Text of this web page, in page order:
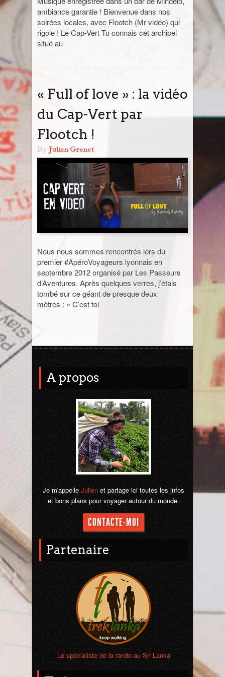
Jordanie
La Réunion
Madagascar
Malaisie
Maroc
Népal
Ouzbékistan
Pérou
Thaïlande
Turquie
ambiance garantie ! Bienvenue dans nos
soirées locales, avec Flootch (Mr vidéo) qui
rigole ! Le Cap-Vert Tu connais cet archipel
situé au
« Full of love » : la vidéo
du Cap-Vert par
Flootch !
By Julien Grenet
Nous nous sommes rencontrés lors du
premier #ApéroVoyageurs lyonnais en
septembre 2012 organisé par Les Passeurs
d’Aventures. Après quelques verres, j’étais
tombé sur ce géant de presque deux
mètres : « C’est toi
A propos
Je m'appelle Julien et partage ici toutes les infos
et bons plans pour voyager autour du monde.
CONTACTE-MOI
Partenaire
Le spécialiste de la rando au Sri Lanka